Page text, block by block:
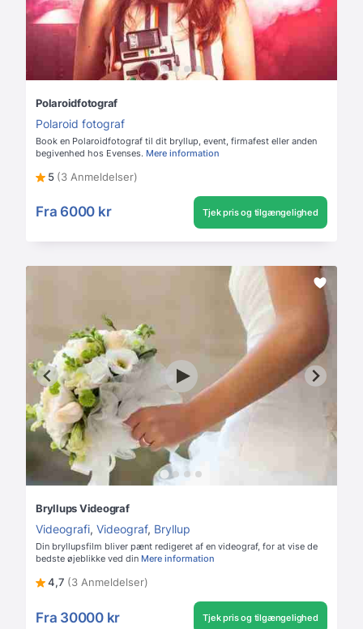
Polaroidfotograf
Polaroid fotograf
Book en Polaroidfotograf til dit bryllup, event, firmafest eller anden
begivenhed hos Evenses. Mere information
5 (3 Anmeldelser)
Fra 6000 kr Tjek pris og tilgængelighed
Bryllups Videograf
Videografi, Videograf, Bryllup
Din bryllupsfilm bliver pænt redigeret af en videograf, for at vise de
bedste øjeblikke ved din Mere information
4,7 (3 Anmeldelser)
Fra 30000 kr Tjek pris og tilgængelighed